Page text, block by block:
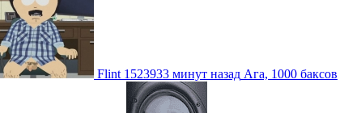
Flint 1523933 минут назад Ага, 1000 баксов